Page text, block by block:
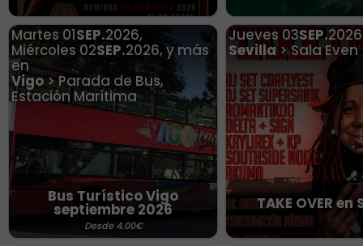
Martes 01SEP.2026,
Miércoles 02SEP.2026,y más
en
Vigo> Parada de Bus,
Estación Marítima
Bus Turístico Vigo
septiembre 2026
Desde 4.00€
Jueves 03SEP.2026
Sevilla> Sala Even
TAKE OVER en